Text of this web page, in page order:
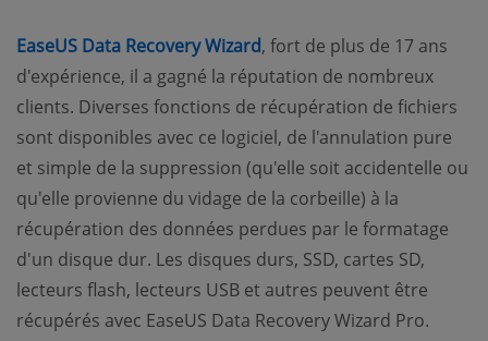
EaseUS Data Recovery Wizard, fort de plus de 17 ans
d'expérience, il a gagné la réputation de nombreux
clients. Diverses fonctions de récupération de fichiers
sont disponibles avec ce logiciel, de l'annulation pure
et simple de la suppression (qu'elle soit accidentelle ou
qu'elle provienne du vidage de la corbeille) à la
récupération des données perdues par le formatage
d'un disque dur. Les disques durs, SSD, cartes SD,
lecteurs flash, lecteurs USB et autres peuvent être
récupérés avec EaseUS Data Recovery Wizard Pro.